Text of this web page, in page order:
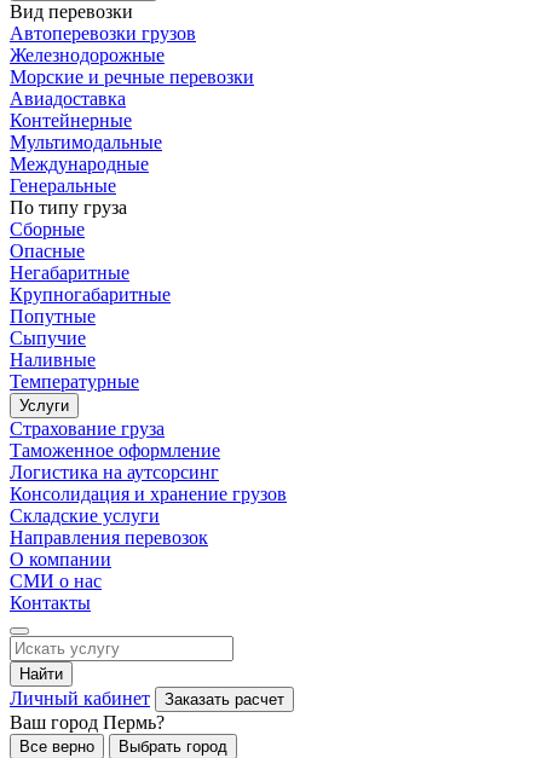
Вид перевозки
Автоперевозки грузов
Железнодорожные
Морские и речные перевозки
Авиадоставка
Контейнерные
Мультимодальные
Международные
Генеральные
По типу груза
Сборные
Опасные
Негабаритные
Крупногабаритные
Попутные
Сыпучие
Наливные
Температурные
Услуги
Страхование груза
Таможенное оформление
Логистика на аутсорсинг
Консолидация и хранение грузов
Складские услуги
Направления перевозок
О компании
СМИ о нас
Контакты
Найти
Личный кабинет Заказать расчет
Ваш город Пермь?
Все верно Выбрать город